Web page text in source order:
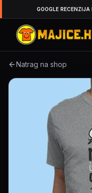
GOOGLE
Natrag na shop